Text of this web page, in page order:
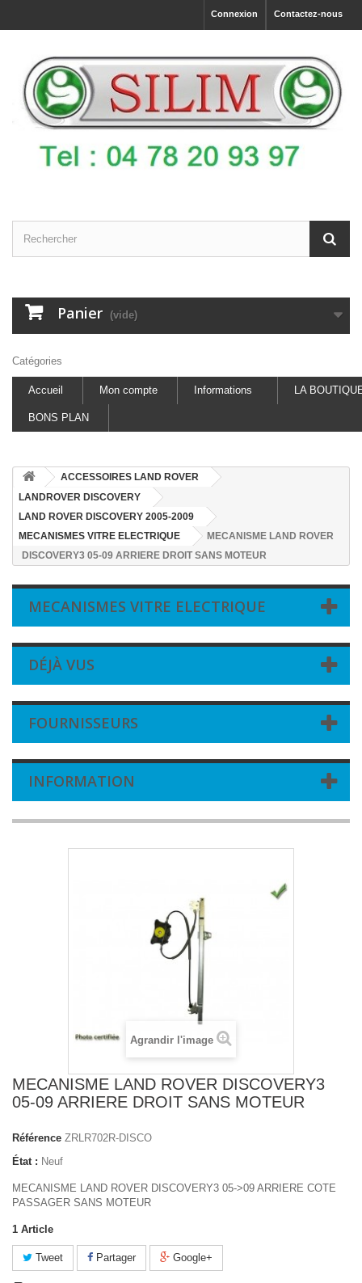
Contactez-nous
Connexion
Panier (vide)
Catégories
Accueil Mon compte Informations LA
BONS PLAN
ACCESSOIRES LAND ROVER
LANDROVER DISCOVERY
LAND ROVER DISCOVERY 2005-2009
MECANISMES VITRE ELECTRIQUE
MECANISME LAND ROVER
DISCOVERY3 05-09 ARRIERE DROIT SANS MOTEUR
MECANISMES VITRE ELECTRIQUE
DÉJÀ VUS
FOURNISSEURS
INFORMATION
Agrandir l'image
MECANISME LAND ROVER DISCOVERY3
05-09 ARRIERE DROIT SANS MOTEUR
Référence ZRLR702R-DISCO
État : Neuf
MECANISME LAND ROVER DISCOVERY3 05->09 ARRIERE COTE
PASSAGER SANS MOTEUR
1 Article
Tweet Partager Google+